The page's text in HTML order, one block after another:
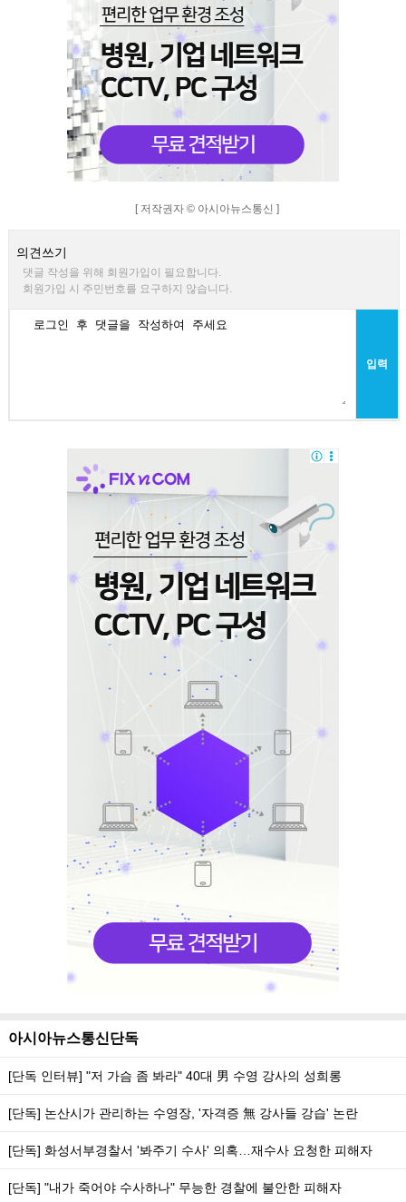
[ 저작권자 © 아시아뉴스통신 ]
의견쓰기
댓글 작성을 위해 회원가입이 필요합니다.
회원가입 시 주민번호를 요구하지 않습니다.
입력
아시아뉴스통신단독
[단독 인터뷰] "저 가슴 좀 봐라" 40대 男 수영 강사의 성희롱
[단독] 논산시가 관리하는 수영장, '자격증 無 강사들 강습' 논란
[단독] 화성서부경찰서 '봐주기 수사' 의혹…재수사 요청한 피해자
[단독] "내가 죽어야 수사하나" 무능한 경찰에 불안한 피해자